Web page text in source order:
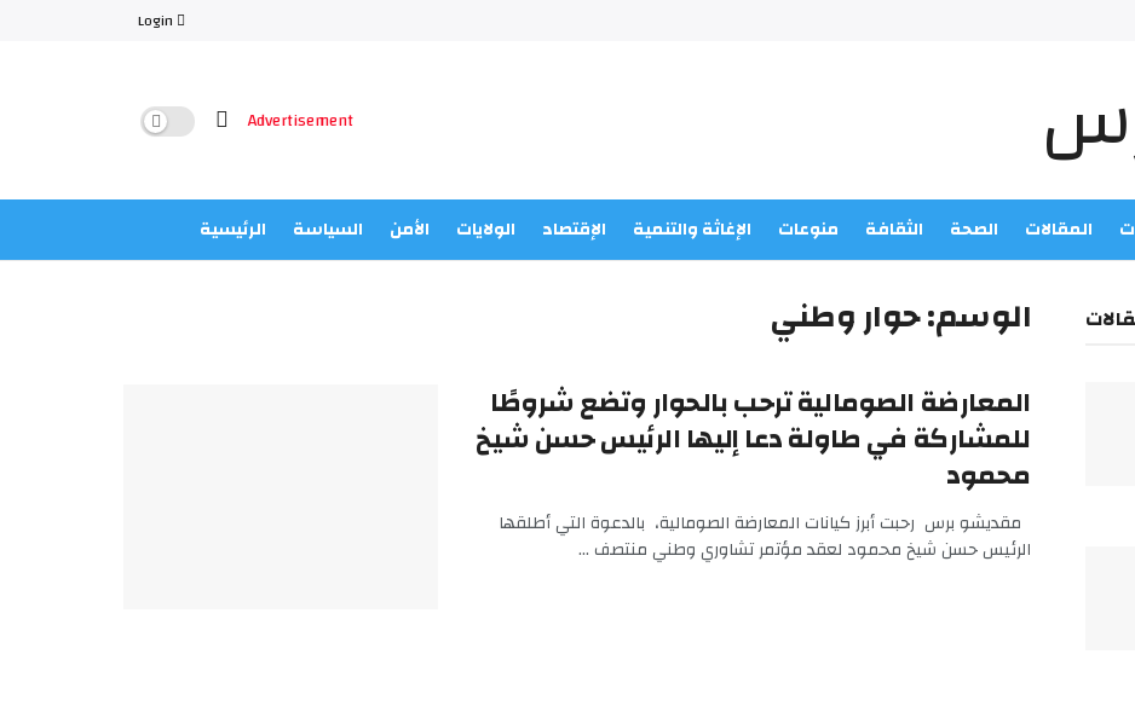
الرئيسية السياسة الأمن الولايات الإقتصاد الإغاثة والتنمية منوعات الثقافة الصحة المقالات
الوسم:حوار وطني
المعارضة الصومالية ترحب بالحوار وتضع شروطًا
للمشاركة في طاولة دعا إليها الرئيس حسن شيخ
محمود
مقديشو برس رحبت أبرز كيانات المعارضة الصومالية، بالدعوة التي أطلقها
الرئيس حسن شيخ محمود لعقد مؤتمر تشاوري وطني منتصف ...